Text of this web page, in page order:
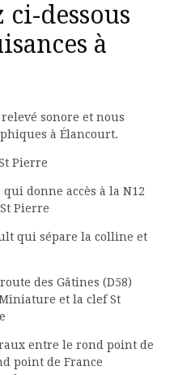
dessous
à
sonore et nous
à Élancourt.
Pierre
donne accès à la N12
Pierre
qui sépare la colline et
des Gâtines (D58)
et la clef St
entre le rond point de
point de France